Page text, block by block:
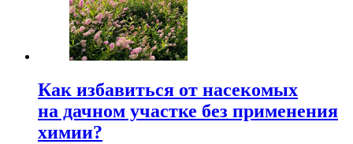
Как избавиться от насекомых
на дачном участке без применения
химии?